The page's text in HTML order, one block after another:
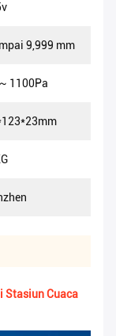
9,999 mm
1100Pa
Stasiun Cuaca